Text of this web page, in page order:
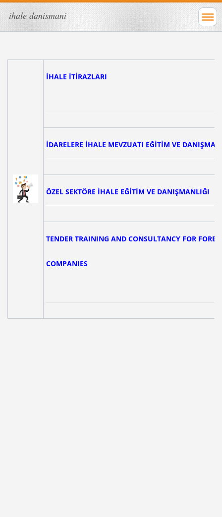
ihale danismani
İHALE İTİRAZLARI
İDARELERE İHALE MEVZUATI EĞİTİM VE
ÖZEL SEKTÖRE İHALE EĞİTİM VE DANIŞMANLIĞI
TENDER TRAINING AND CONSULTANCY FOR